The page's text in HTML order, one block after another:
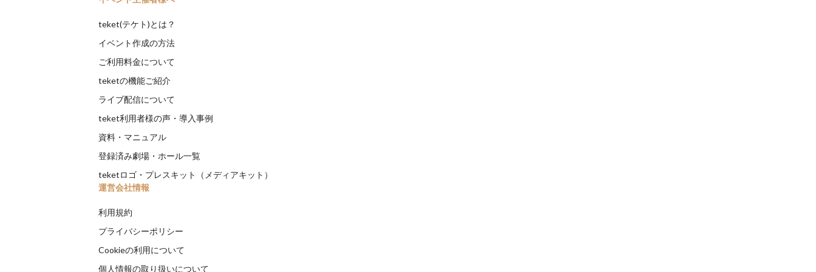
teket(テケト)とは？
イベント作成の方法
ご利用料金について
teketの機能ご紹介
ライブ配信について
teket利用者様の声・導入事例
資料・マニュアル
登録済み劇場・ホール一覧
teketロゴ・プレスキット（メディアキット）
運営会社情報
利用規約
プライバシーポリシー
Cookieの利用について
個人情報の取り扱いについて